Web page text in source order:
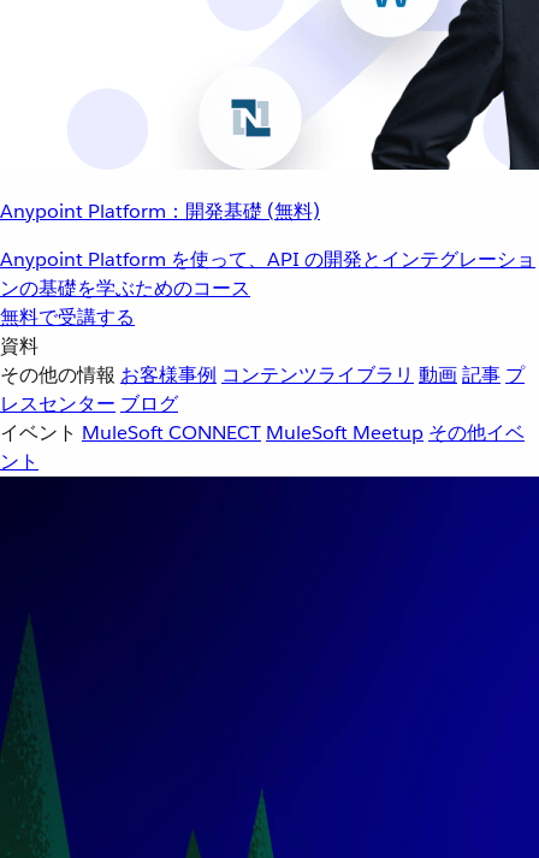
Anypoint Platform：開発基礎 (無料)
Anypoint Platform を使って、API の開発とインテグレーショ
ンの基礎を学ぶためのコース
無料で受講する
資料
その他の情報 お客様事例 コンテンツライブラリ 動画記事 プ
レスセンター ブログ
イベント MuleSoft CONNECT MuleSoft Meetup その他イベ
ント